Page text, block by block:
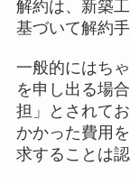
解約は、新築
基づいて解約
一般的にはち
を申し出る場
担」とされて
かかった費用
求することは